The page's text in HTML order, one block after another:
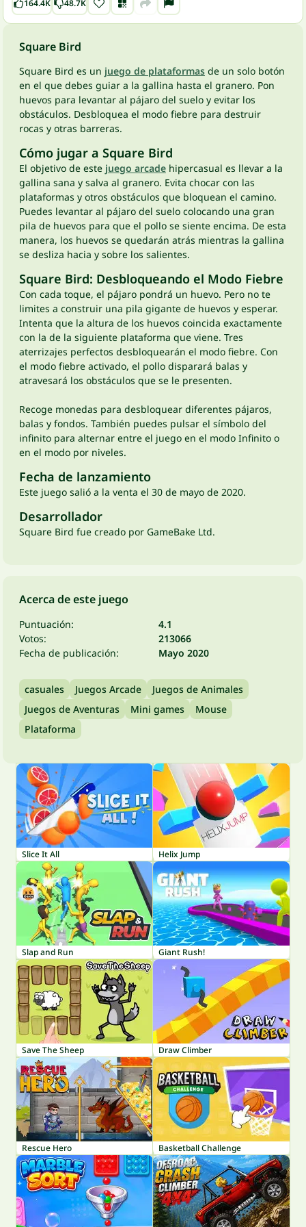
164.4K 48.7K
Square Bird
Square Bird es un juego de plataformas de un solo botón
en el que debes guiar a la gallina hasta el granero. Pon
huevos para levantar al pájaro del suelo y evitar los
obstáculos. Desbloquea el modo fiebre para destruir
rocas y otras barreras.
Cómo jugar a Square Bird
El objetivo de este juego arcade hipercasual es llevar a la
gallina sana y salva al granero. Evita chocar con las
plataformas y otros obstáculos que bloquean el camino.
Puedes levantar al pájaro del suelo colocando una gran
pila de huevos para que el pollo se siente encima. De esta
manera, los huevos se quedarán atrás mientras la gallina
se desliza hacia y sobre los salientes.
Square Bird: Desbloqueando el Modo Fiebre
Con cada toque, el pájaro pondrá un huevo. Pero no te
limites a construir una pila gigante de huevos y esperar.
Intenta que la altura de los huevos coincida exactamente
con la de la siguiente plataforma que viene. Tres
aterrizajes perfectos desbloquearán el modo fiebre. Con
el modo fiebre activado, el pollo disparará balas y
atravesará los obstáculos que se le presenten.
Recoge monedas para desbloquear diferentes pájaros,
balas y fondos. También puedes pulsar el símbolo del
infinito para alternar entre el juego en el modo Infinito o
en el modo por niveles.
Fecha de lanzamiento
Este juego salió a la venta el 30 de mayo de 2020.
Desarrollador
Square Bird fue creado por GameBake Ltd.
Acerca de este juego
Puntuación:
4.1
Votos:
213066
Fecha de publicación:
Mayo 2020
casuales Juegos Arcade
Juegos de Animales
Juegos de Aventuras
Mini games
Mouse
Plataforma
Slice It All Helix Jump
Slap and Run Giant Rush!
Save The Sheep Draw Climber
Rescue Hero Basketball Challenge